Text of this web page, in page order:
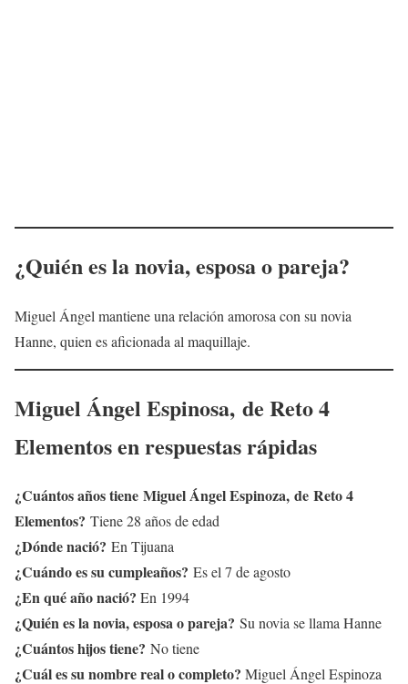
¿Quién es la novia, esposa o pareja?
Miguel Ángel mantiene una relación amorosa con su novia
Hanne, quien es aficionada al maquillaje.
Miguel Ángel Espinosa, de Reto 4
Elementos en respuestas rápidas
¿Cuántos años tiene Miguel Ángel Espinoza, de Reto 4
Elementos? Tiene 28 años de edad
¿Dónde nació? En Tijuana
¿Cuándo es su cumpleaños? Es el 7 de agosto
¿En qué año nació? En 1994
¿Quién es la novia, esposa o pareja? Su novia se llama Hanne
¿Cuántos hijos tiene? No tiene
¿Cuál es su nombre real o completo? Miguel Ángel Espinoza